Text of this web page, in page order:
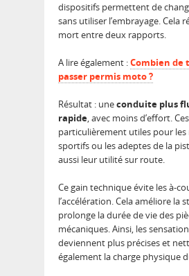
dispositifs permettent de
sans utiliser l’embrayage. Cela
mort entre deux rapports.
A lire également :Combien de
passer permis moto ?
Résultat : uneconduite plus
rapide, avec moins d’effort.
particulièrement utiles pour
sportifs ou les adeptes de la
aussi leur utilité sur route.
Ce gain technique évite les à-
l’accélération. Cela améliore la
prolonge la durée de vie des
mécaniques. Ainsi, les
deviennent plus précises et
également la charge physique